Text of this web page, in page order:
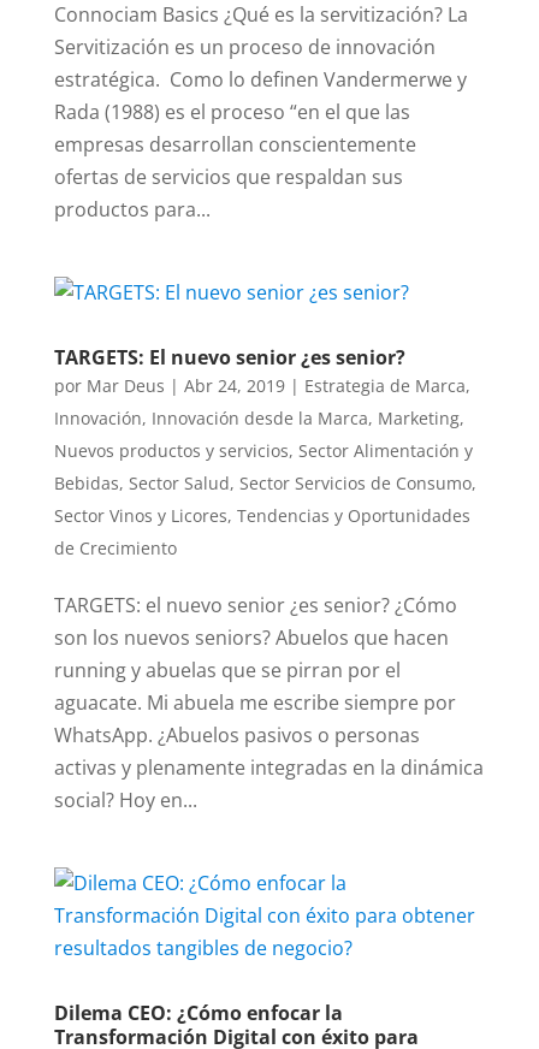
Connociam Basics ¿Qué es la servitización? La
Servitización es un proceso de innovación
estratégica. Como lo definen Vandermerwe y
Rada (1988) es el proceso “en el que las
empresas desarrollan conscientemente
ofertas de servicios que respaldan sus
productos para...
TARGETS: El nuevo senior ¿es senior?
por Mar Deus | Abr 24, 2019| Estrategia de Marca,
Innovación, Innovación desde la Marca, Marketing,
Nuevos productos y servicios, Sector Alimentación y
Bebidas, Sector Salud, Sector Servicios de Consumo,
Sector Vinos y Licores, Tendencias y Oportunidades
de Crecimiento
TARGETS: el nuevo senior ¿es senior? ¿Cómo
son los nuevos seniors? Abuelos que hacen
running y abuelas que se pirran por el
aguacate. Mi abuela me escribe siempre por
WhatsApp. ¿Abuelos pasivos o personas
activas y plenamente integradas en la dinámica
social? Hoy en...
Dilema CEO: ¿Cómo enfocar la
Transformación Digital con éxito para